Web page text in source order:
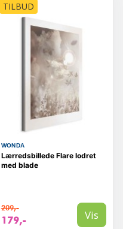
TILBUD
WONDA
Lærredsbillede Flare lodret
med blade
209,-
179,- Vis